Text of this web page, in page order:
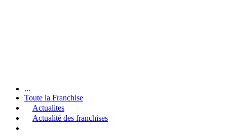
...
Toute la Franchise
Actualites
Actualité des franchises